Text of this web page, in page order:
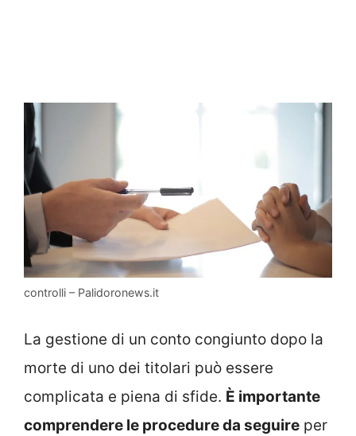
controlli – Palidoronews.it
La gestione di un conto congiunto dopo la
morte di uno dei titolari può essere
complicata e piena di sfide. È importante
comprendere le procedure da seguire per